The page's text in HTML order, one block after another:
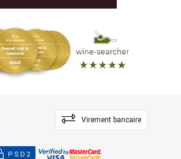
Virement bancaire
PSD2